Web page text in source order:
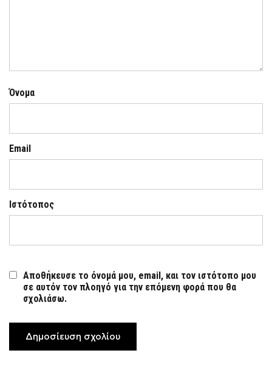
Όνομα
Email
Ιστότοπος
Αποθήκευσε το όνομά μου, email, και τον ιστότοπο μου
σε αυτόν τον πλοηγό για την επόμενη φορά που θα
σχολιάσω.